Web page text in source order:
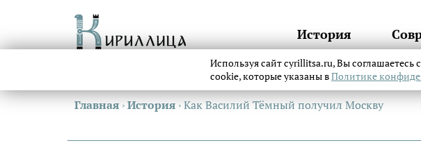
История
Главная ›История ›Как Василий Тёмный получил Москву
Используя сайт cyrillitsa.ru, Вы соглашаетесь
cookie, которые указаны вПолитике